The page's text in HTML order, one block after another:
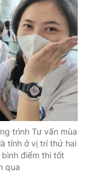
trình Tư vấn mùa
tỉnh ở vị trí thứ hai
điểm thi tốt
qua